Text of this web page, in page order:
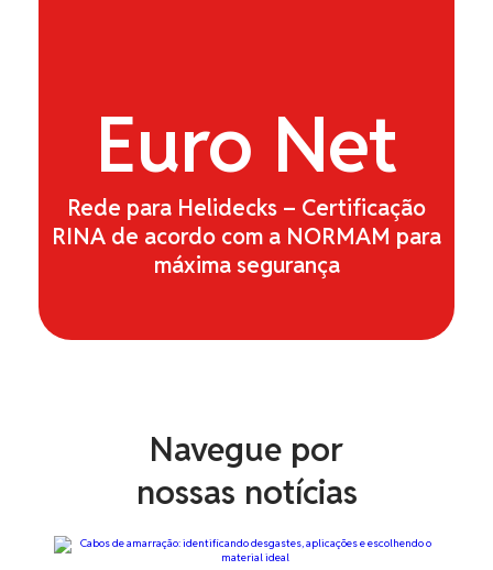
Euro Net
Rede para Helidecks – Certificação
RINA de acordo com a NORMAM para
máxima segurança
Navegue por
nossas notícias